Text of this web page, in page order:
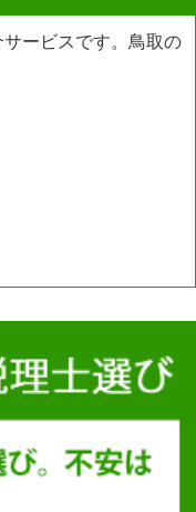
ービスです。鳥取の